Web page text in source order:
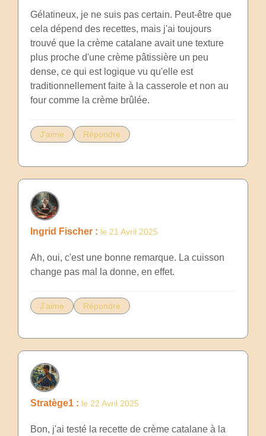
Gélatineux, je ne suis pas certain. Peut-être que
cela dépend des recettes, mais j'ai toujours
trouvé que la crème catalane avait une texture
plus proche d'une crème pâtissière un peu
dense, ce qui est logique vu qu'elle est
traditionnellement faite à la casserole et non au
four comme la crème brûlée.
J'aime Répondre
Ingrid Fischer : le 21 Avril 2025
Ah, oui, c'est une bonne remarque. La cuisson
change pas mal la donne, en effet.
J'aime Répondre
Stratège1 : le 22 Avril 2025
Bon, j'ai testé la recette de crème catalane à la